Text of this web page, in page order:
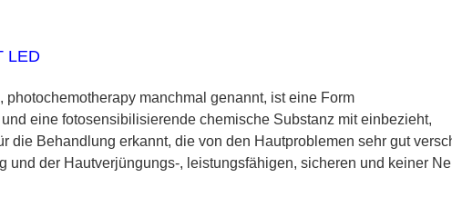
LED
photochemotherapy manchmal genannt, ist eine Form
eine fotosensibilisierende chemische Substanz mit einbezieht,
die Behandlung erkannt, die von den Hautproblemen sehr gut
und der Hautverjüngungs-, leistungsfähigen, sicheren und keiner